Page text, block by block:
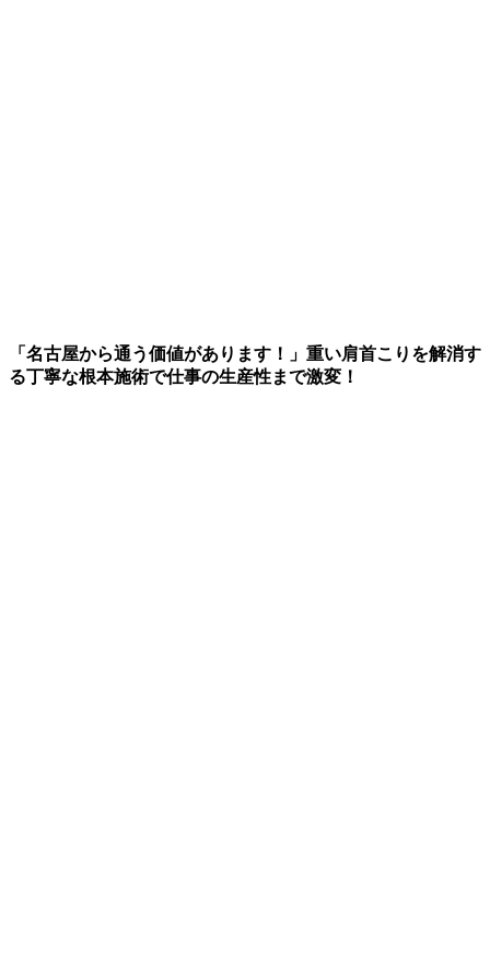
「名古屋から通う価値があります！」重い肩首こりを解消す
る丁寧な根本施術で仕事の生産性まで激変！